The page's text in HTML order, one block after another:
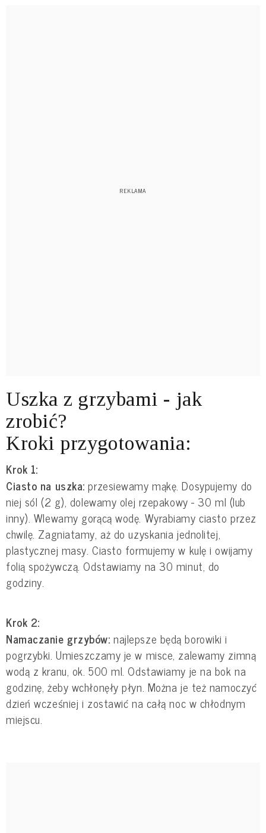
Uszka z grzybami - jak
zrobić?
Kroki przygotowania:
Krok 1:
Ciasto na uszka:przesiewamy mąkę. Dosypujemy do
niej sól (2 g), dolewamy olej rzepakowy - 30 ml (lub
inny). Wlewamy gorącą wodę. Wyrabiamy ciasto przez
chwilę. Zagniatamy, aż do uzyskania jednolitej,
plastycznej masy. Ciasto formujemy w kulę i owijamy
folią spożywczą. Odstawiamy na 30 minut, do
godziny.
Krok 2:
Namaczanie grzybów: najlepsze będą borowiki i
pogrzybki. Umieszczamy je w misce, zalewamy zimną
wodą z kranu, ok. 500 ml. Odstawiamy je na bok na
godzinę, żeby wchłonęły płyn. Można je też namoczyć
dzień wcześniej i zostawić na całą noc w chłodnym
miejscu.